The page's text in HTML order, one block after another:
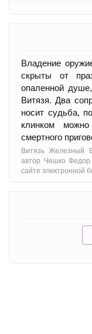
Владение
скрыты от
опаленной
Витязя. Два
носит судьба,
клинком
смертного
Витязь Железный
автор Чешко Федор
сайте электронной